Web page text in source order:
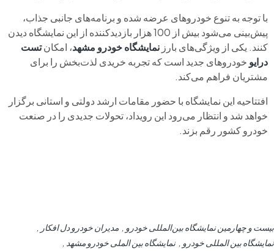
با توجه به تنوع خودروهای عرضه شده و برنامه‌های جانبی جذاب،
پیش‌بینی می‌شود بیش از 100 هزار بازدیدکننده از این نمایشگاه دیدن
کنند. یکی از ویژگی‌های بارز نمایشگاه خودرو مشهد، امکانتست‌
درایو خودروهای جدید است که تجربه خریدی لذت‌بخش را برای
مشتریان فراهم می‌کند.
افتتاحیه این نمایشگاه با حضور مقامات ارشد دولتی و استانی برگزار
خواهد شد و انتظار می‌رود این رویداد، تحولات جدیدی را در صنعت
خودرو کشور رقم بزند.
بیست و چهارمین نمایشگاه بین‌المللی خودرو
مدیران خودرو دل افکار
نمایشگاه بین المللی خودرو
نمایشگاه بین الملی خودرو مشهد